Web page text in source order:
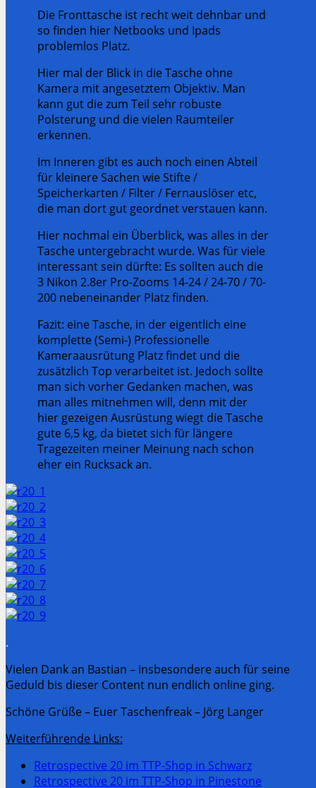
Die Fronttasche ist recht weit dehnbar und
so finden hier Netbooks und Ipads
problemlos Platz.
Hier mal der Blick in die Tasche ohne
Kamera mit angesetztem Objektiv. Man
kann gut die zum Teil sehr robuste
Polsterung und die vielen Raumteiler
erkennen.
Im Inneren gibt es auch noch einen Abteil
für kleinere Sachen wie Stifte /
Speicherkarten / Filter / Fernauslöser etc,
die man dort gut geordnet verstauen kann.
Hier nochmal ein Überblick, was alles in der
Tasche untergebracht wurde. Was für viele
interessant sein dürfte: Es sollten auch die
3 Nikon 2.8er Pro-Zooms 14-24 / 24-70 / 70-
200 nebeneinander Platz finden.
Fazit: eine Tasche, in der eigentlich eine
komplette (Semi-) Professionelle
Kameraausrütung Platz findet und die
zusätzlich Top verarbeitet ist. Jedoch sollte
man sich vorher Gedanken machen, was
man alles mitnehmen will, denn mit der
hier gezeigen Ausrüstung wiegt die Tasche
gute 6,5 kg, da bietet sich für längere
Tragezeiten meiner Meinung nach schon
eher ein Rucksack an.
.
Vielen Dank an Bastian – insbesondere auch für seine
Geduld bis dieser Content nun endlich online ging.
Schöne Grüße – Euer Taschenfreak – Jörg Langer
Weiterführende Links:
Retrospective 20 im TTP-Shop in Schwarz
Retrospective 20 im TTP-Shop in Pinestone